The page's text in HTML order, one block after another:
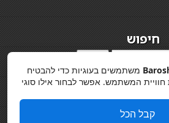
חיפוש
פרטיות
משתמשים בעוגיות כדי להבטיח
המשתמש. אפשר לבחור אילו סוגי
קבל הכל